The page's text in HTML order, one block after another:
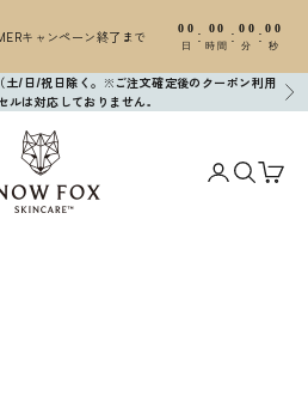
キャンペーン終了まで 00
日
: 00
時間
: 00
分
:00
秒
土/日/祝日除く。※ご注文確定後のクーポン利用
ルは対応しておりません。
次
FOX SKINCARE
アカウント
検索を開
カー